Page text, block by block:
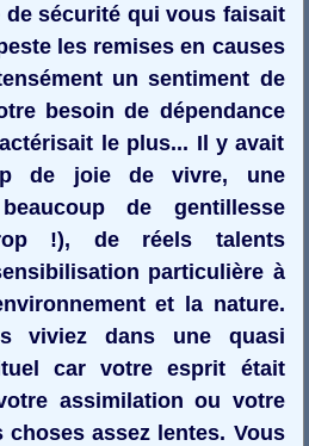
de sécurité qui vous faisait
les remises en causes
un sentiment de
besoin de dépendance
le plus... Il y avait
de joie de vivre, une
de gentillesse
!), de réels talents
particulière à
et la nature.
viviez dans une quasi
car votre esprit était
assimilation ou votre
assez lentes. Vous